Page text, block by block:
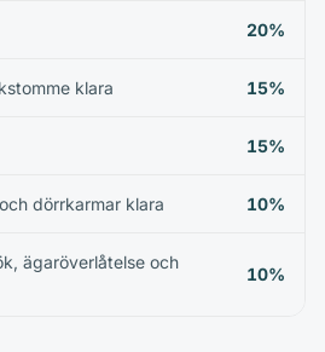
20%
klara 15%
15%
dörrkarmar klara 10%
ägaröverlåtelse och
10%